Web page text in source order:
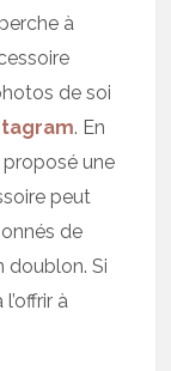
à
de soi
. En
une
peut
de
doublon. Si
à